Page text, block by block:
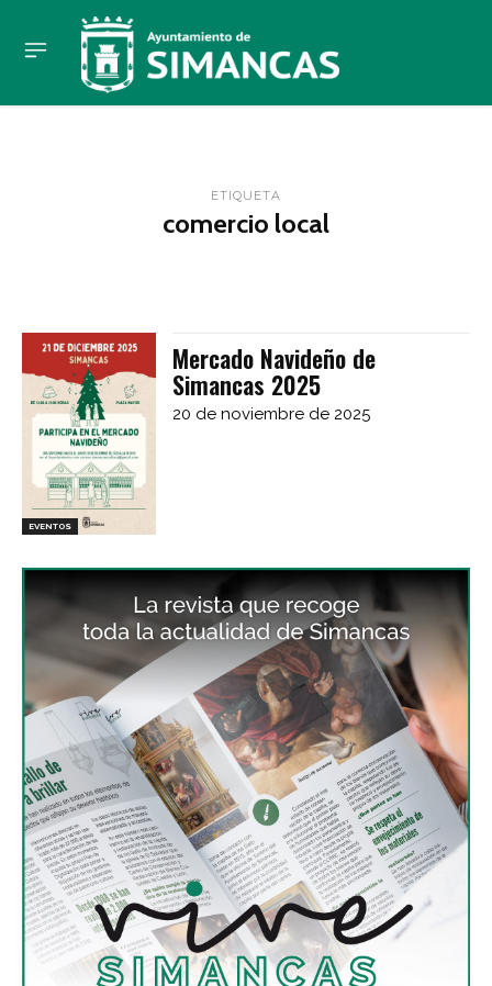
ETIQUETA
comercio local
EVENTOS
Mercado Navideño de
Simancas 2025
20 de noviembre de 2025